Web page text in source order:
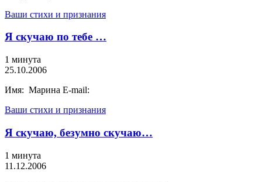
Ваши стихи и признания
Я скучаю по тебе …
1 минута
25.10.2006
Имя: Марина E-mail:
Ваши стихи и признания
Я скучаю, безумно скучаю…
1 минута
11.12.2006